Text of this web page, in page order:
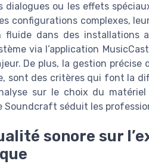
dialogues ou les effets
configurations complexes,
dans des installations
via l’application
De plus, la gestion
sont des critères qui font la
sur le choix du
Soundcraft séduit les
sonore sur